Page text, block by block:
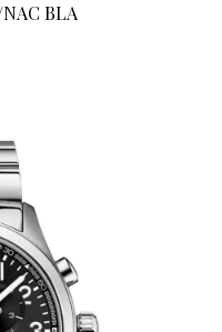
BLA